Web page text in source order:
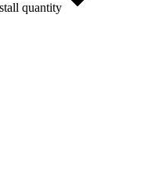
quantity